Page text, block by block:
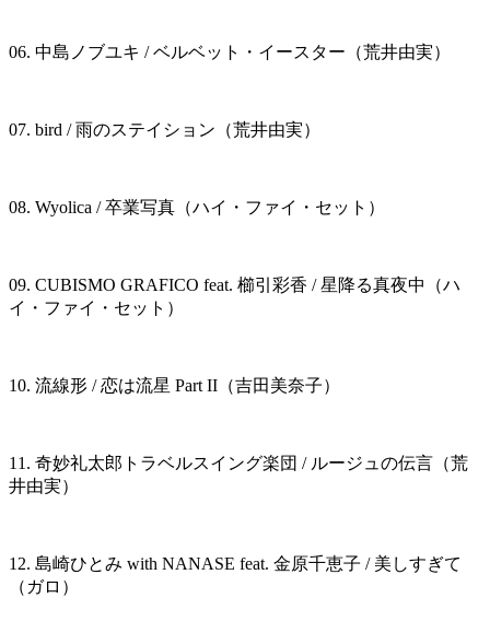
06. 中島ノブユキ / ベルベット・イースター（荒井由実）
07. bird / 雨のステイション（荒井由実）
08. Wyolica / 卒業写真（ハイ・ファイ・セット）
09. CUBISMO GRAFICO feat. 櫛引彩香 / 星降る真夜中（ハ
イ・ファイ・セット）
10. 流線形 / 恋は流星 Part II（吉田美奈子）
11. 奇妙礼太郎トラベルスイング楽団 / ルージュの伝言（荒
井由実）
12. 島崎ひとみ with NANASE feat. 金原千恵子 / 美しすぎて
（ガロ）